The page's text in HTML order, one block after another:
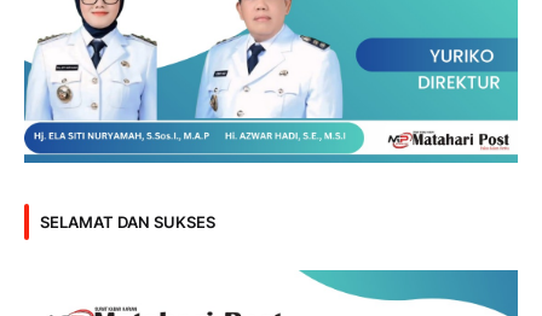
SELAMAT DAN SUKSES